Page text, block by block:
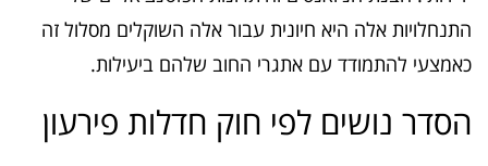
התנחלויות אלה היא חיונית עבור אלה השוקלים מסלול זה
כאמצעי להתמודד עם אתגרי החוב שלהם ביעילות.
הסדר נושים לפי חוק חדלות פירעון